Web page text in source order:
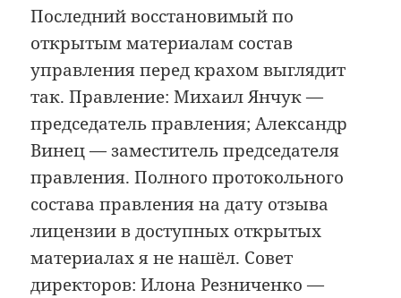
Последний восстановимый по
открытым материалам состав
управления перед крахом выглядит
так. Правление: Михаил Янчук —
председатель правления; Александр
Винец — заместитель председателя
правления. Полного протокольного
состава правления на дату отзыва
лицензии в доступных открытых
материалах я не нашёл. Совет
директоров: Илона Резниченко —